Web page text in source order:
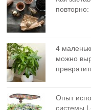
4
можно
Опыт
системы